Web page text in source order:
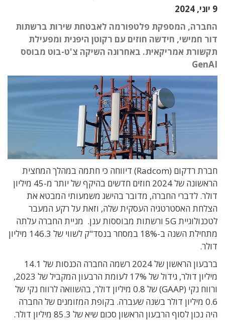
9 יוני, 2024
החברה, המספקת פלטפורמה לאבטחת שירות ברשתות
דור חמישי, חידשה חוזים עם רקוטן היפנית ומפעילת
תקשורת אמריקאית. באחרונה השיקה צ'ט-בוט מבוסס
GenAI
חברת רדקום (Radcom) דיווחה
כי חתמה במהלך המחצית
הראשונה של 2024 חוזים חדשים בהיקף של יותר מ-45 מיליון
דולר. לדברי החברה, מדובר בהישג משמעותי המבטא את
הצלחת האסטרטגיה העסקית שלה, וזאת על רקע המעבר
לטכנולוגיית 5G ורשתות מבוססות ענן. מניית החברה עלתה
מתחילת השנה ב-18% במסחר בנסד"ק לשווי של 146.3 מיליון
דולר.
ברבעון הראשון של 2024 רשמה החברה הכנסות של 14.1
מיליון דולר, גידול של 17% לעומת הרבעון המקביל של 2023,
ורווח נקי (GAAP) של 0.8 מיליון דולר, בהשוואה לרווח נקי של
0.6 מיליון דולר בשנה שעברה. בקופת המזומנים של החברה
היה נכון לסוף הרבעון הראשון סכום שיא של 85.3 מיליון דולר.